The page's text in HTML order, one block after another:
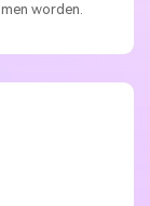
worden.